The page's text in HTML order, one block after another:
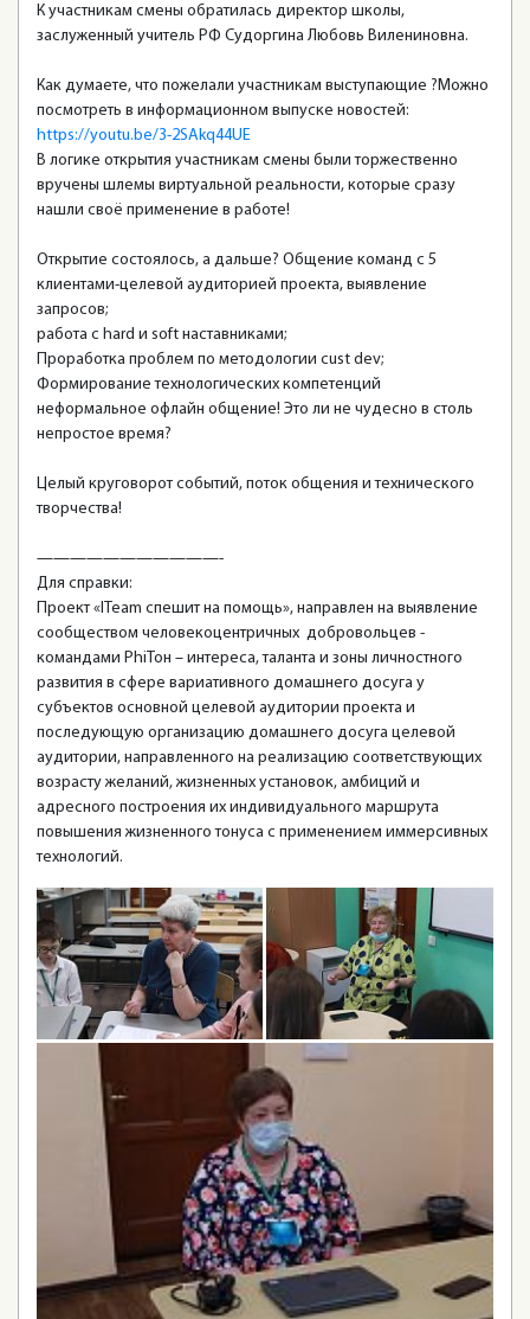
К участникам смены обратилась директор школы,
заслуженный учитель РФ Судоргина Любовь Вилениновна.
Как думаете, что пожелали участникам выступающие ?Можно
посмотреть в информационном выпуске новостей:
https://youtu.be/3-2SAkq44UE
В логике открытия участникам смены были торжественно
вручены шлемы виртуальной реальности, которые сразу
нашли своё применение в работе!
Открытие состоялось, а дальше? Общение команд с 5
клиентами-целевой аудиторией проекта, выявление
запросов;
работа с hard и soft наставниками;
Проработка проблем по методологии cust dev;
Формирование технологических компетенций
неформальное офлайн общение! Это ли не чудесно в столь
непростое время?
Целый круговорот событий, поток общения и технического
творчества!
———————————-
Для справки:
Проект «ITeam спешит на помощь», направлен на выявление
сообществом человекоцентричных добровольцев -
командами PhiТон – интереса, таланта и зоны личностного
развития в сфере вариативного домашнего досуга у
субъектов основной целевой аудитории проекта и
последующую организацию домашнего досуга целевой
аудитории, направленного на реализацию соответствующих
возрасту желаний, жизненных установок, амбиций и
адресного построения их индивидуального маршрута
повышения жизненного тонуса с применением иммерсивных
технологий.